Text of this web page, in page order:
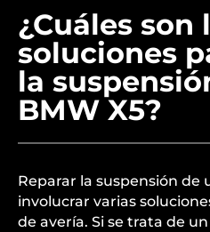
¿Cuáles son
soluciones
la
BMW X5?
Reparar la suspensión de
involucrar varias
de avería. Si se trata de